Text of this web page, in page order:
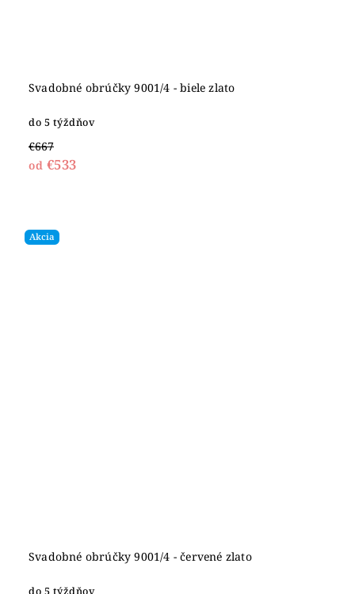
Svadobné obrúčky 9001/4 - biele zlato
do 5 týždňov
€667
od €533
Akcia
Svadobné obrúčky 9001/4 - červené zlato
do 5 týždňov